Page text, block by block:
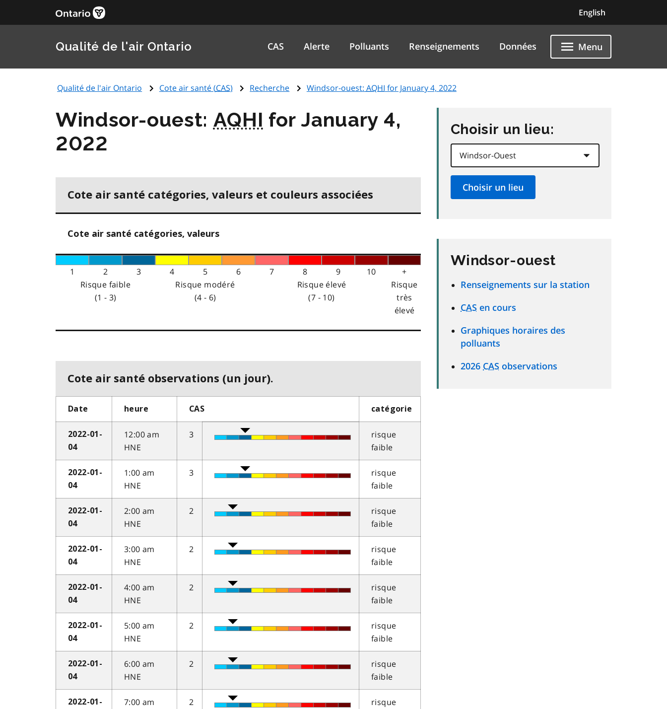
English
Qualité de l'air Ontario CAS Alerte Polluants Renseignements Données Menu
Qualité de l'air Ontario Cote air santé (CAS) Recherche Windsor-ouest: AQHI for January 4, 2022
Windsor-ouest: AQHI for January 4,
2022
Cote air santé catégories, valeurs et couleurs associées
Cote air santé catégories, valeurs
1 2 3 4 5 6 7 8 9 10
+
Risque faible
(1 - 3)
Risque modéré
(4 - 6)
Risque élevé
(7 - 10)
Risque
très
élevé
Cote air santé observations (un jour).
Date heure CAS catégorie
2022-01-
04
12:00 am
HNE
3
risque
faible
2022-01-
04
1:00 am
HNE
3
risque
faible
2022-01-
04
2:00 am
HNE
2
risque
faible
2022-01-
04
3:00 am
HNE
2
risque
faible
2022-01-
04
4:00 am
HNE
2
risque
faible
2022-01-
04
5:00 am
HNE
2
risque
faible
2022-01-
04
6:00 am
HNE
2
risque
faible
2022-01-
7:00 am
2
risque
Choisir un lieu:
Windsor-ouest
Renseignements sur la station
CAS en cours
Graphiques horaires des
polluants
2026 CAS observations